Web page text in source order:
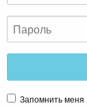
Запомнить меня